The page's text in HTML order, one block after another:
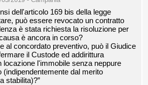
dell'articolo 169 bis della legge
può essere revocato un contratto
è stata richiesta la risoluzione per
è ancora in corso?
al concordato preventivo, può il Giudice
il Custode ed addirittura
locazione l'immobile senza neppure
(indipendentemente dal merito
stabilita)?”